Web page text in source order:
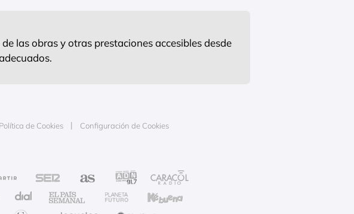
las obras y otras prestaciones accesibles desde
Política de Cookies Configuración de Cookies